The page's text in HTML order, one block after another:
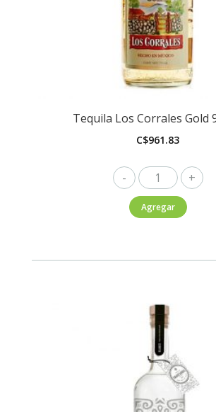
Tequila Los Corrales Gold
C$961.83
Tequila
Los
Corrales
Agregar